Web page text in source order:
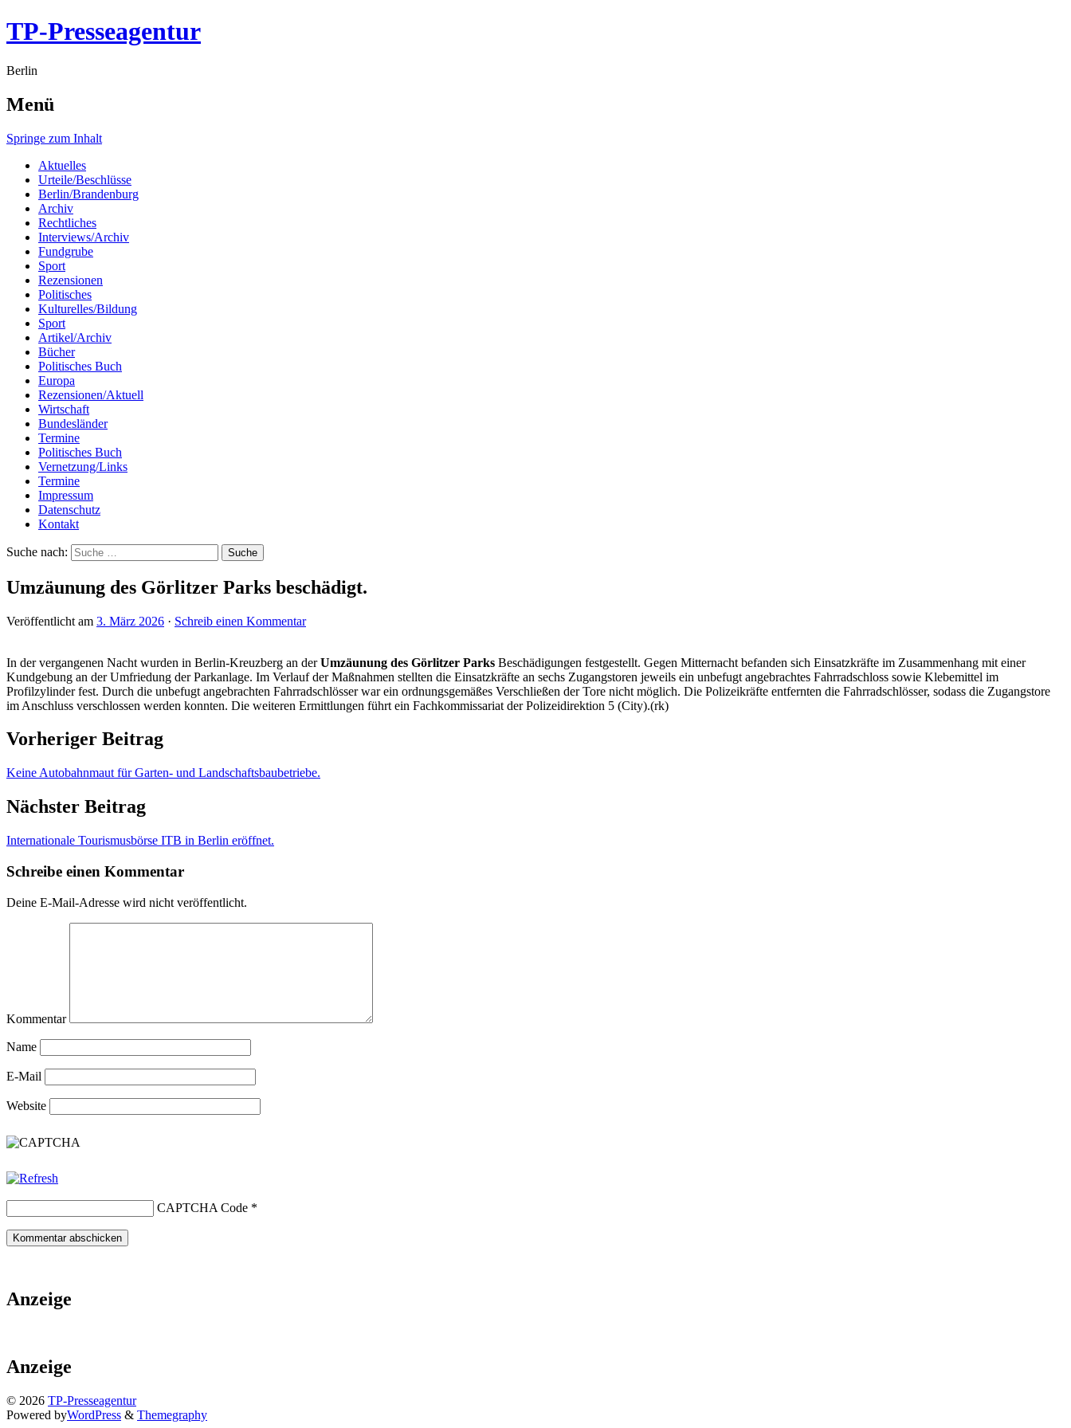
TP-Presseagentur
Berlin
Menü
Springe zum Inhalt
Aktuelles
Urteile/Beschlüsse
Berlin/Brandenburg
Archiv
Rechtliches
Interviews/Archiv
Fundgrube
Sport
Rezensionen
Politisches
Kulturelles/Bildung
Sport
Artikel/Archiv
Bücher
Politisches Buch
Europa
Rezensionen/Aktuell
Wirtschaft
Bundesländer
Termine
Politisches Buch
Vernetzung/Links
Termine
Impressum
Datenschutz
Kontakt
Suche nach:
Umzäunung des Görlitzer Parks beschädigt.
Veröffentlicht am 3. März 2026 · Schreib einen Kommentar
In der vergangenen Nacht wurden in Berlin-Kreuzberg an derUmzäunung des Görlitzer Parks Beschädigungen festgestellt. Gegen Mitternacht befanden sich Einsatzkräfte im Zusammenhang mit einer
Kundgebung an der Umfriedung der Parkanlage. Im Verlauf der Maßnahmen stellten die Einsatzkräfte an sechs Zugangstoren jeweils ein unbefugt angebrachtes Fahrradschloss sowie Klebemittel im
Profilzylinder fest. Durch die unbefugt angebrachten Fahrradschlösser war ein ordnungsgemäßes Verschließen der Tore nicht möglich. Die Polizeikräfte entfernten die Fahrradschlösser, sodass die Zugangstore
im Anschluss verschlossen werden konnten. Die weiteren Ermittlungen führt ein Fachkommissariat der Polizeidirektion 5 (City).(rk)
Vorheriger Beitrag
Keine Autobahnmaut für Garten- und Landschaftsbaubetriebe.
Nächster Beitrag
Internationale Tourismusbörse ITB in Berlin eröffnet.
Schreibe einen Kommentar
Deine E-Mail-Adresse wird nicht veröffentlicht.
Kommentar
Name
E-Mail
Website
CAPTCHA Code *
Anzeige
Anzeige
© 2026 TP-Presseagentur
Powered byWordPress & Themegraphy